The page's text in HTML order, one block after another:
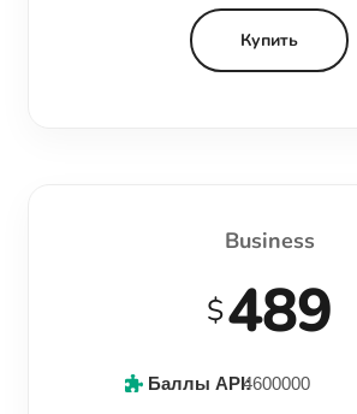
Купить
Business
$489
Баллы API:4600000